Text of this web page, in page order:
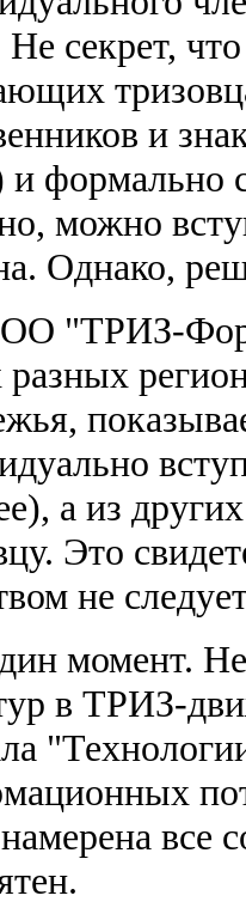
секрет,
и
формально
можно
Однако,
"ТРИЗ-
а из
Это
не
момент.
в ТРИЗ-
все